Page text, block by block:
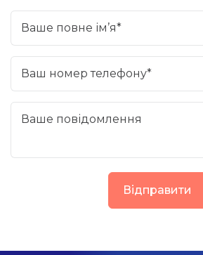
Ваше повне ім’я*
Ваш номер телефону*
Ваше повідомлення
Відправити